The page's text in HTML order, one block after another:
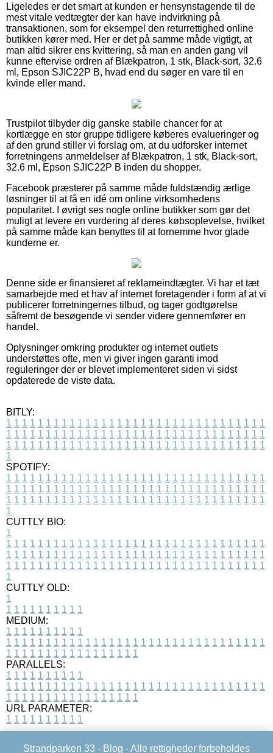
Ligeledes er det smart at kunden er hensynstagende til de
mest vitale vedtægter der kan have indvirkning på
transaktionen, som for eksempel den returrettighed online
butikken kører med. Her er det på samme måde vigtigt, at
man altid sikrer ens kvittering, så man en anden gang vil
kunne eftervise ordren af Blækpatron, 1 stk, Black-sort, 32.6
ml, Epson SJIC22P B, hvad end du søger en vare til en
kvinde eller mand.
Trustpilot tilbyder dig ganske stabile chancer for at
kortlægge en stor gruppe tidligere køberes evalueringer og
af den grund stiller vi forslag om, at du udforsker internet
forretningens anmeldelser af Blækpatron, 1 stk, Black-sort,
32.6 ml, Epson SJIC22P B inden du shopper.
Facebook præsterer på samme måde fuldstændig ærlige
løsninger til at få en idé om online virksomhedens
popularitet. I øvrigt ses nogle online butikker som gør det
muligt at levere en vurdering af deres købsoplevelse, hvilket
på samme måde kan benyttes til at fornemme hvor glade
kunderne er.
Denne side er finansieret af reklameindtægter. Vi har et tæt
samarbejde med et hav af internet foretagender i form af at vi
publicerer forretningernes tilbud, og tager godtgørelse
såfremt de besøgende vi sender videre gennemfører en
handel.
Oplysninger omkring produkter og internet outlets
understøttes ofte, men vi giver ingen garanti imod
reguleringer der er blevet implementeret siden vi sidst
opdaterede de viste data.
BITLY:
1 1 1 1 1 1 1 1 1 1 1 1 1 1 1 1 1 1 1 1 1 1 1 1 1 1 1 1 1 1 1 1 1
1 1 1 1 1 1 1 1 1 1 1 1 1 1 1 1 1 1 1 1 1 1 1 1 1 1 1 1 1 1 1 1 1
1 1 1 1 1 1 1 1 1 1 1 1 1 1 1 1 1 1 1 1 1 1 1 1 1 1 1 1 1 1 1 1 1
1
SPOTIFY:
1 1 1 1 1 1 1 1 1 1 1 1 1 1 1 1 1 1 1 1 1 1 1 1 1 1 1 1 1 1 1 1 1
1 1 1 1 1 1 1 1 1 1 1 1 1 1 1 1 1 1 1 1 1 1 1 1 1 1 1 1 1 1 1 1 1
1 1 1 1 1 1 1 1 1 1 1 1 1 1 1 1 1 1 1 1 1 1 1 1 1 1 1 1 1 1 1 1 1
1
CUTTLY BIO:
1
1 1 1 1 1 1 1 1 1 1 1 1 1 1 1 1 1 1 1 1 1 1 1 1 1 1 1 1 1 1 1 1 1
1 1 1 1 1 1 1 1 1 1 1 1 1 1 1 1 1 1 1 1 1 1 1 1 1 1 1 1 1 1 1 1 1
1 1 1 1 1 1 1 1 1 1 1 1 1 1 1 1 1 1 1 1 1 1 1 1 1 1 1 1 1 1 1 1 1
1
CUTTLY OLD:
1
1 1 1 1 1 1 1 1 1 1
MEDIUM:
1 1 1 1 1 1 1 1 1 1
1 1 1 1 1 1 1 1 1 1 1 1 1 1 1 1 1 1 1 1 1 1 1 1 1 1 1 1 1 1 1 1 1
1 1 1 1 1 1 1 1 1 1 1 1 1 1 1 1 1
PARALLELS:
1 1 1 1 1 1 1 1 1 1
1 1 1 1 1 1 1 1 1 1 1 1 1 1 1 1 1 1 1 1 1 1 1 1 1 1 1 1 1 1 1 1 1
1 1 1 1 1 1 1 1 1 1 1 1 1 1 1 1 1
URL PARAMETER:
1 1 1 1 1 1 1 1 1 1
Strandparken 33 - Blog - Alle rettigheder forbeholdes